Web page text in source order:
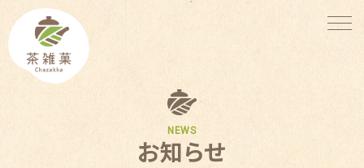
NEWS
お知らせ